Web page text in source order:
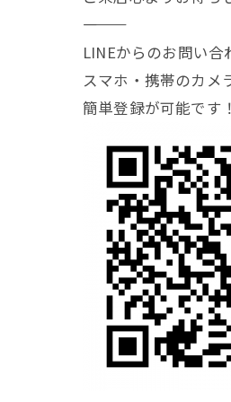
―――――――
LINEからのお問い
スマホ・携帯のカメ
簡単登録が可能です